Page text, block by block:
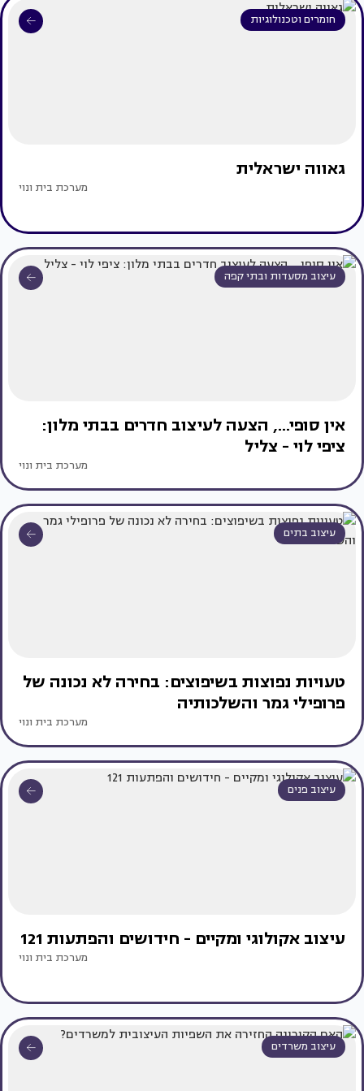
חומרים וטכנולוגיות
גאווה ישראלית
מערכת בית ונוי
עיצוב מסעדות ובתי קפה
אין סופי..., הצעה לעיצוב חדרים בבתי מלון:
ציפי לוי - צליל
מערכת בית ונוי
עיצוב בתים
טעויות נפוצות בשיפוצים: בחירה לא נכונה של
פרופילי גמר והשלכותיה
מערכת בית ונוי
עיצוב פנים
עיצוב אקולוגי ומקיים - חידושים והפתעות 121
מערכת בית ונוי
עיצוב משרדים